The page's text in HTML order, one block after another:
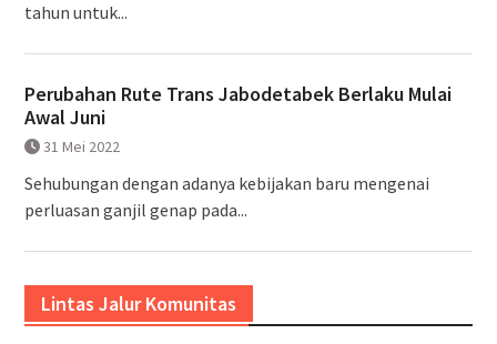
tahun untuk...
Perubahan Rute Trans Jabodetabek Berlaku Mulai
Awal Juni
31 Mei 2022
Sehubungan dengan adanya kebijakan baru mengenai
perluasan ganjil genap pada...
Lintas Jalur Komunitas